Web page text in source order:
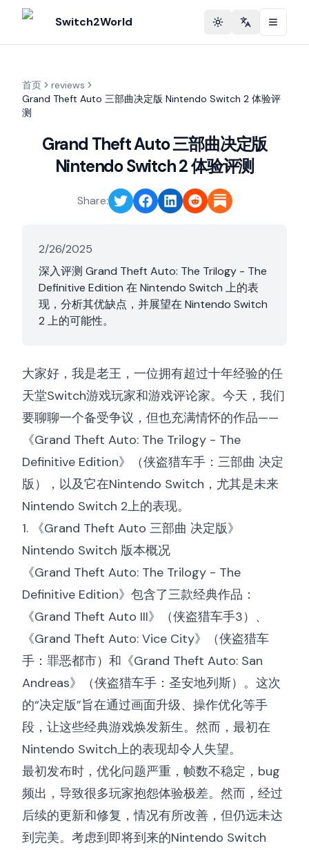
Switch2World Toggle theme
Change
首页
reviews
Grand Theft Auto 三部曲决定版 Nintendo Switch 2 体验评
测
Grand Theft Auto 三部曲决定版
Nintendo Switch 2 体验评测
Share:
2/26/2025
深入评测 Grand Theft Auto: The Trilogy - The
Definitive Edition 在 Nintendo Switch 上的表
现，分析其优缺点，并展望在 Nintendo Switch
2 上的可能性。
大家好，我是老王，一位拥有超过十年经验的任
天堂Switch游戏玩家和游戏评论家。今天，我们
要聊聊一个备受争议，但也充满情怀的作品——
《Grand Theft Auto: The Trilogy - The
Definitive Edition》（侠盗猎车手：三部曲 决定
版），以及它在Nintendo Switch，尤其是未来
Nintendo Switch 2上的表现。
1. 《Grand Theft Auto 三部曲 决定版》
Nintendo Switch 版本概况
《Grand Theft Auto: The Trilogy - The
Definitive Edition》包含了三款经典作品：
《Grand Theft Auto III》（侠盗猎车手3）、
《Grand Theft Auto: Vice City》（侠盗猎车
手：罪恶都市）和《Grand Theft Auto: San
Andreas》（侠盗猎车手：圣安地列斯）。这次
的“决定版”旨在通过画面升级、操作优化等手
段，让这些经典游戏焕发新生。然而，最初在
Nintendo Switch上的表现却令人失望。
最初发布时，优化问题严重，帧数不稳定，bug
频出，导致很多玩家抱怨体验极差。然而，经过
后续的更新和修复，情况有所改善，但仍远未达
到完美。考虑到即将到来的Nintendo Switch